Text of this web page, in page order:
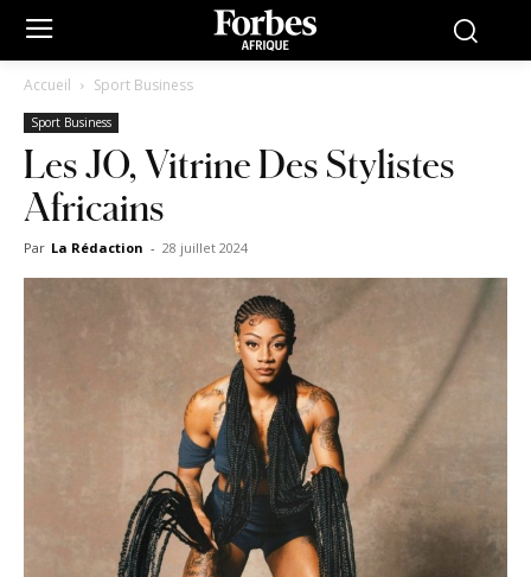
Accueil Sport Business
Sport Business
Les JO, Vitrine Des Stylistes
Africains
Par La Rédaction - 28 juillet 2024